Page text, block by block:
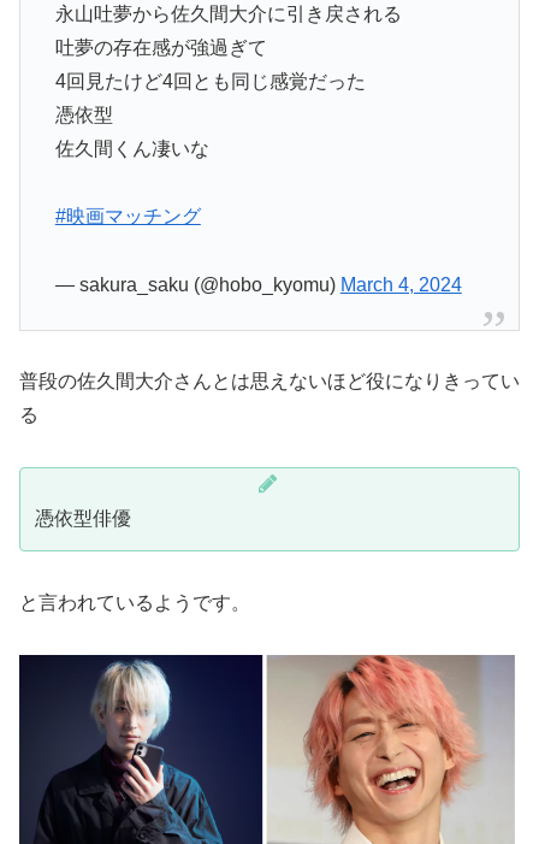
永山吐夢から佐久間大介に引き戻される
吐夢の存在感が強過ぎて
4回見たけど4回とも同じ感覚だった
憑依型
佐久間くん凄いな
#映画マッチング
— sakura_saku (@hobo_kyomu) March 4, 2024
普段の佐久間大介さんとは思えないほど役になりきってい
る
憑依型俳優
と言われているようです。